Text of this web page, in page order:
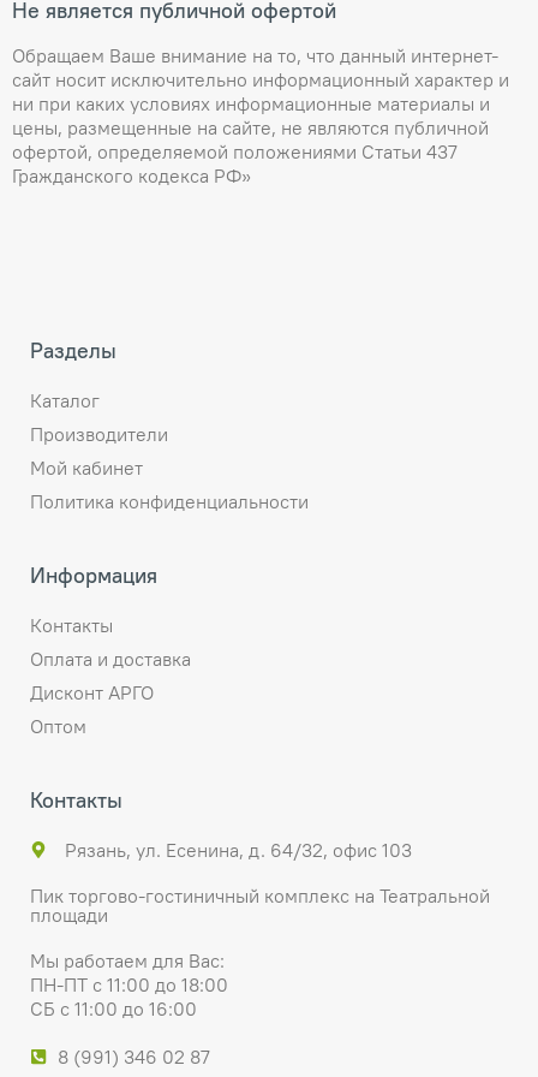
Не является публичной офертой
Обращаем Ваше внимание на то, что данный интернет-
сайт носит исключительно информационный характер и
ни при каких условиях информационные материалы и
цены, размещенные на сайте, не являются публичной
офертой, определяемой положениями Статьи 437
Гражданского кодекса РФ»
Разделы
Каталог
Производители
Мой кабинет
Политика конфиденциальности
Информация
Контакты
Оплата и доставка
Дисконт АРГО
Оптом
Контакты
Рязань, ул. Есенина, д. 64/32, офис 103
Пик торгово-гостиничный комплекс на Театральной
площади
Мы работаем для Вас:
ПН-ПТ с 11:00 до 18:00
СБ с 11:00 до 16:00
8 (991) 346 02 87